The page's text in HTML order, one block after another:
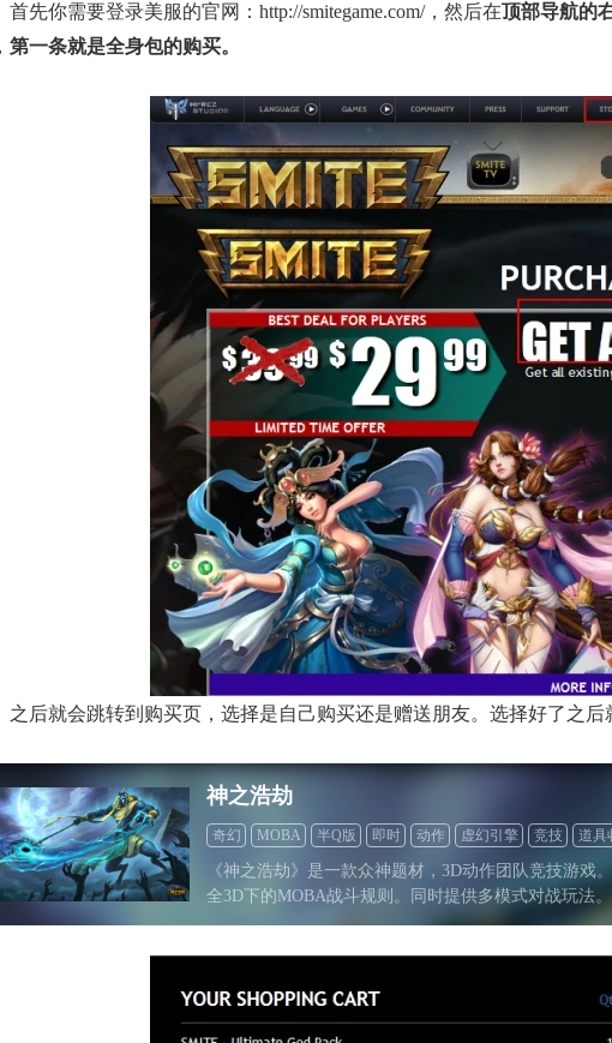
你需要登录美服的官网：http://smitegame.com/，然后在顶部导航的
第一条就是全身包的购买。
就会跳转到购买页，选择是自己购买还是赠送朋友。选择好了之后
神之浩劫
奇幻 MOBA 半Q版 即时 动作 虚幻引擎 竞技 道具
《神之浩劫》是一款众神题材，3D动作团队竞技游戏
全3D下的MOBA战斗规则。同时提供多模式对战玩法
FPS游戏的元素，突出战